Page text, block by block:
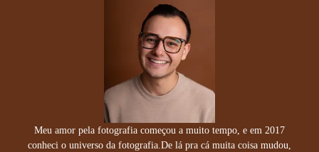
Meu amor pela fotografia começou a muito tempo, e em 2017
conheci o universo da fotografia.De lá pra cá muita coisa mudou,